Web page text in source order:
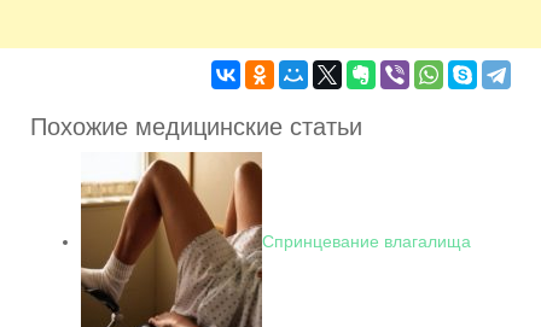
Похожие медицинские статьи
Спринцевание влагалища